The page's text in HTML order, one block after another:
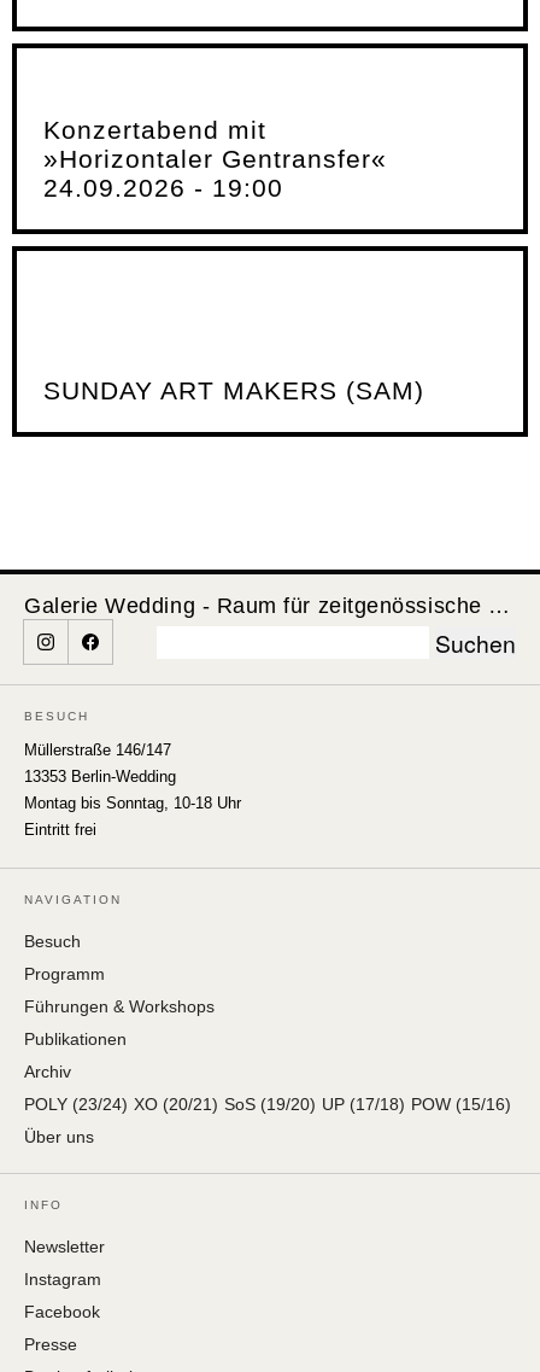
Konzertabend mit
»Horizontaler Gentransfer«
24.09.2026 - 19:00
SUNDAY ART MAKERS (SAM)
Galerie Wedding - Raum für zeitgenössische Kunst
BESUCH
Müllerstraße 146/147
13353 Berlin-Wedding
Montag bis Sonntag, 10-18 Uhr
Eintritt frei
NAVIGATION
Besuch
Programm
Führungen & Workshops
Publikationen
Archiv
POLY (23/24) XO (20/21) SoS (19/20) UP (17/18) POW (15/16)
Über uns
INFO
Newsletter
Instagram
Facebook
Presse